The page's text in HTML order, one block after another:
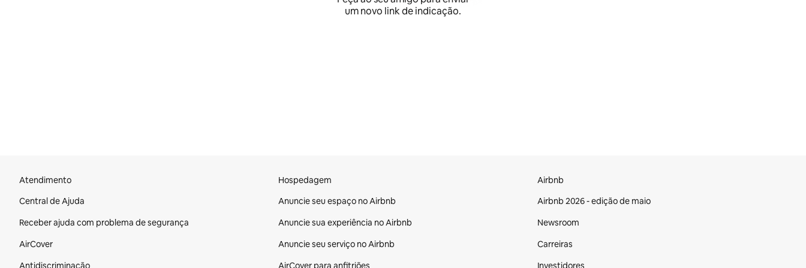
um novo link de indicação.
Atendimento
Central de Ajuda
Receber ajuda com problema de segurança
AirCover
Antidiscriminação
Hospedagem
Anuncie seu espaço no Airbnb
Anuncie sua experiência no Airbnb
Anuncie seu serviço no Airbnb
AirCover para anfitriões
Airbnb
Airbnb 2026 - edição de maio
Newsroom
Carreiras
Investidores